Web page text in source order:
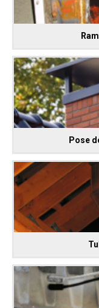
Pose